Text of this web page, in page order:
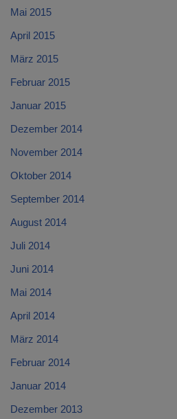
Mai 2015
April 2015
März 2015
Februar 2015
Januar 2015
Dezember 2014
November 2014
Oktober 2014
September 2014
August 2014
Juli 2014
Juni 2014
Mai 2014
April 2014
März 2014
Februar 2014
Januar 2014
Dezember 2013